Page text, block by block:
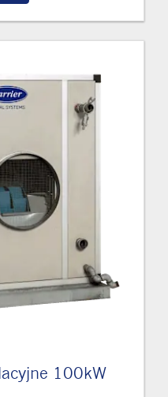
100kW